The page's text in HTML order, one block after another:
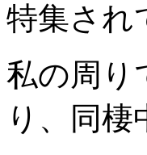
特集され
私の周り
り、同